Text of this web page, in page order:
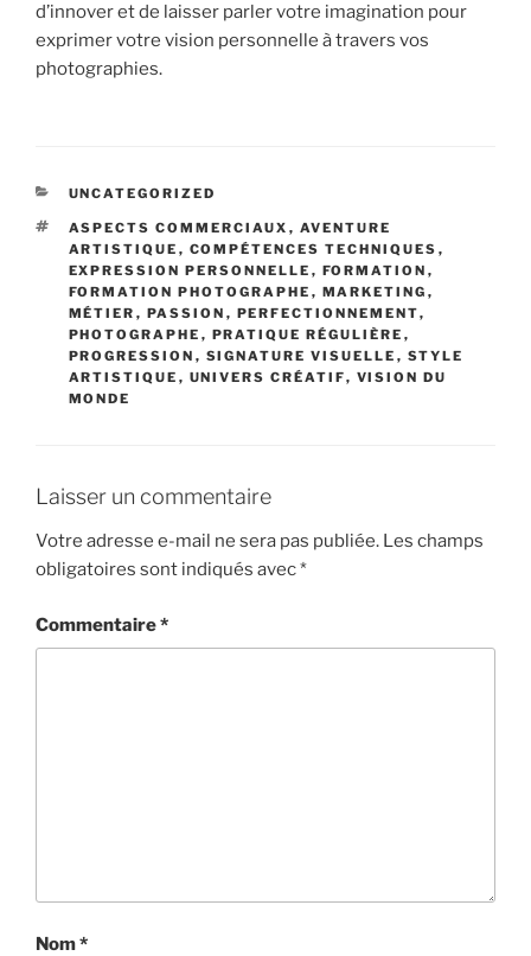
d’innover et de laisser parler votre imagination pour
exprimer votre vision personnelle à travers vos
photographies.
CATÉGORIES
UNCATEGORIZED
ÉTIQUETTES
ASPECTS COMMERCIAUX , AVENTURE
ARTISTIQUE , COMPÉTENCES TECHNIQUES ,
EXPRESSION PERSONNELLE , FORMATION ,
FORMATION PHOTOGRAPHE , MARKETING ,
MÉTIER , PASSION , PERFECTIONNEMENT,
PHOTOGRAPHE , PRATIQUE RÉGULIÈRE ,
PROGRESSION , SIGNATURE VISUELLE , STYLE
ARTISTIQUE , UNIVERS CRÉATIF, VISION DU
MONDE
Laisser un commentaire
Votre adresse e-mail ne sera pas publiée. Les champs
obligatoires sont indiqués avec*
Commentaire*
Nom*